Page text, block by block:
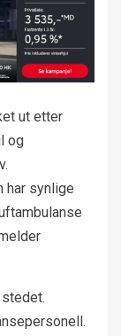
ut etter
og
har synlige